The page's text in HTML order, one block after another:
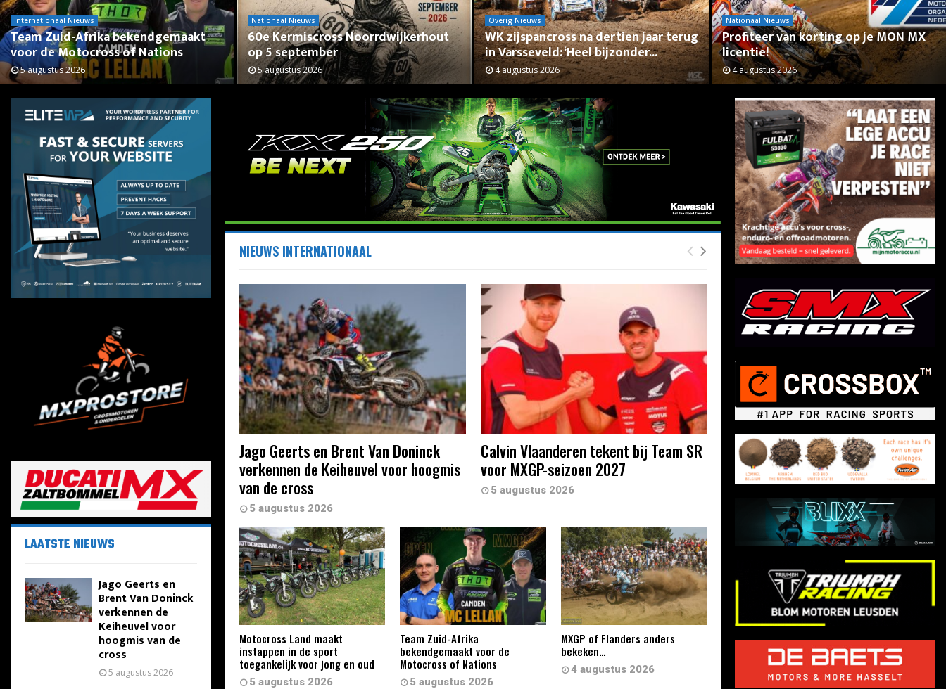
Internationaal Nieuws
Team Zuid-Afrika bekendgemaakt
voor de Motocross of Nations
5 augustus 2026
Nationaal Nieuws
60e Kermiscross Noorrdwijkerhout
op 5 september
5 augustus 2026
Overig Nieuws
WK zijspancross na dertien jaar terug
in Varsseveld: ‘Heel bijzonder...
4 augustus 2026
Nationaal Nieuws
Profiteer van korting op je MON MX
licentie!
4 augustus 2026
NIEUWS INTERNATIONAAL
Jago Geerts en Brent Van Doninck
verkennen de Keiheuvel voor hoogmis
van de cross
5 augustus 2026
Calvin Vlaanderen tekent bij Team SR
voor MXGP-seizoen 2027
5 augustus 2026
Motocross Land maakt
instappen in de sport
toegankelijk voor jong en oud
5 augustus 2026
Team Zuid-Afrika
bekendgemaakt voor de
Motocross of Nations
5 augustus 2026
MXGP of Flanders anders
bekeken…
4 augustus 2026
LAATSTE NIEUWS
Jago Geerts en
Brent Van Doninck
verkennen de
Keiheuvel voor
hoogmis van de
cross
5 augustus 2026